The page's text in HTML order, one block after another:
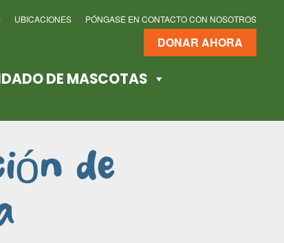
UBICACIONES PÓNGASE EN CONTACTO CON NOSOTROS
DONAR AHORA
DE MASCOTAS
de